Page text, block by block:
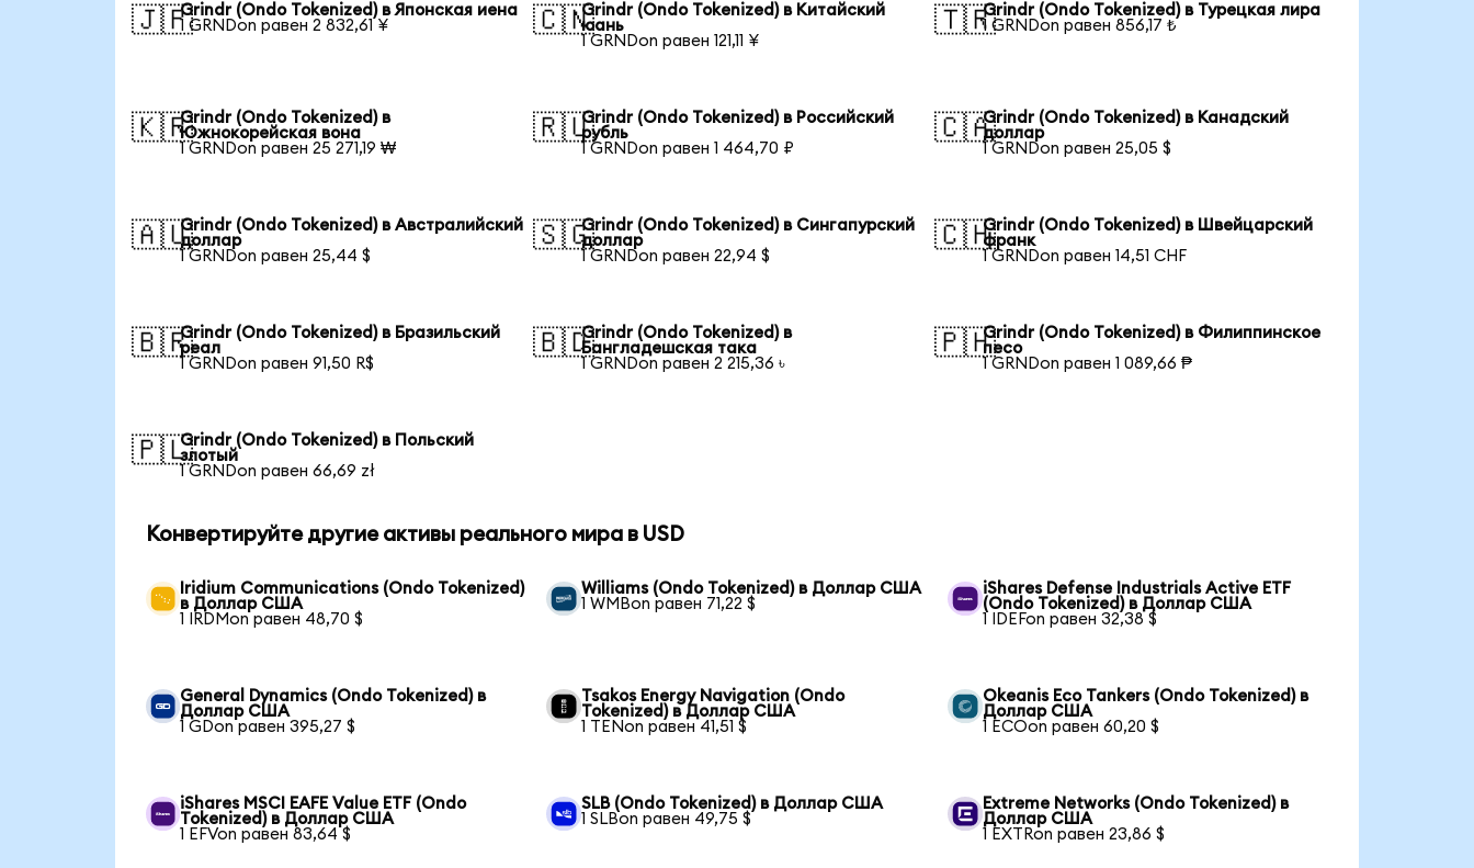
🇯🇵Grindr (Ondo Tokenized) в Японская иена
1 GRNDon равен 2 832,61 ¥
🇨🇳Grindr (Ondo Tokenized) в Китайский
юань
1 GRNDon равен 121,11 ¥
🇹🇷Grindr (Ondo Tokenized) в Турецкая лира
1 GRNDon равен 856,17 ₺
🇰🇷Grindr (Ondo Tokenized) в
Южнокорейская вона
1 GRNDon равен 25 271,19 ₩
🇷🇺Grindr (Ondo Tokenized) в Российский
рубль
1 GRNDon равен 1 464,70 ₽
🇨🇦Grindr (Ondo Tokenized) в Канадский
доллар
1 GRNDon равен 25,05 $
🇦🇺Grindr (Ondo Tokenized) в Австралийский
доллар
1 GRNDon равен 25,44 $
🇸🇬Grindr (Ondo Tokenized) в Сингапурский
доллар
1 GRNDon равен 22,94 $
🇨🇭Grindr (Ondo Tokenized) в Швейцарский
франк
1 GRNDon равен 14,51 CHF
🇧🇷Grindr (Ondo Tokenized) в Бразильский
реал
1 GRNDon равен 91,50 R$
🇧🇩Grindr (Ondo Tokenized) в
Бангладешская така
1 GRNDon равен 2 215,36 ৳
🇵🇭Grindr (Ondo Tokenized) в Филиппинское
песо
1 GRNDon равен 1 089,66 ₱
🇵🇱Grindr (Ondo Tokenized) в Польский
злотый
1 GRNDon равен 66,69 zł
Конвертируйте другие активы реального мира в USD
Iridium Communications (Ondo Tokenized)
в Доллар США
1 IRDMon равен 48,70 $
Williams (Ondo Tokenized) в Доллар США
1 WMBon равен 71,22 $
iShares Defense Industrials Active ETF
(Ondo Tokenized) в Доллар США
1 IDEFon равен 32,38 $
General Dynamics (Ondo Tokenized) в
Доллар США
1 GDon равен 395,27 $
Tsakos Energy Navigation (Ondo
Tokenized) в Доллар США
1 TENon равен 41,51 $
Okeanis Eco Tankers (Ondo Tokenized) в
Доллар США
1 ECOon равен 60,20 $
iShares MSCI EAFE Value ETF (Ondo
Tokenized) в Доллар США
1 EFVon равен 83,64 $
SLB (Ondo Tokenized) в Доллар США
1 SLBon равен 49,75 $
Extreme Networks (Ondo Tokenized) в
Доллар США
1 EXTRon равен 23,86 $